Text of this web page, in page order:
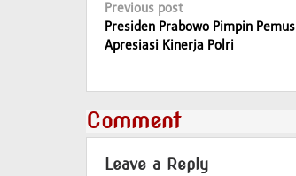
Post
navigation
Previous post
Presiden Prabowo Pimpin
Apresiasi Kinerja Polri
Comment
Leave a Reply